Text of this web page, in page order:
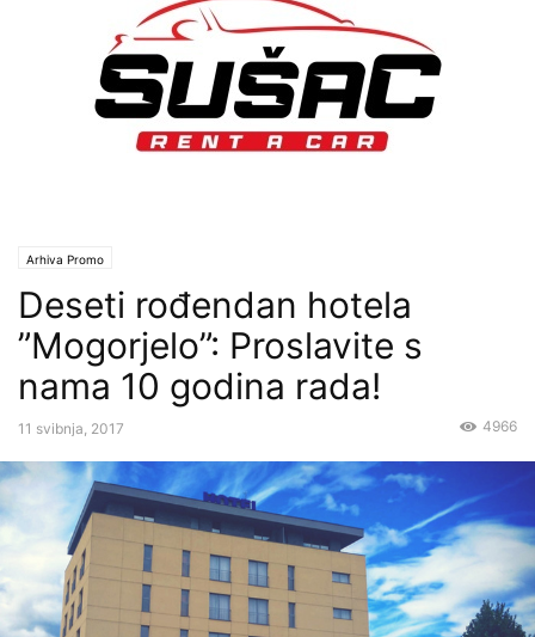
Arhiva Promo
Deseti rođendan hotela
”Mogorjelo”: Proslavite s
nama 10 godina rada!
11 svibnja, 2017 4966